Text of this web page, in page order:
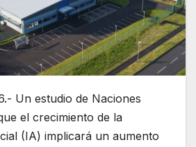
Un estudio de Naciones
el crecimiento de la
(IA) implicará un aumento